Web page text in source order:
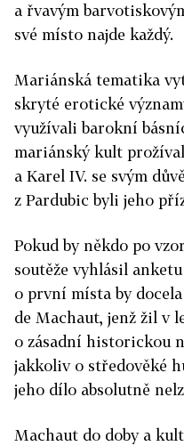
a řvavým
své místo najde každý.
Mariánská tematika
skryté erotické
využívali barokní
mariánský kult
a Karel IV. se svým
z Pardubic byli jeho
Pokud by někdo po
soutěže vyhlásil
o první místa by
de Machaut, jenž žil v
o zásadní historickou
jakkoliv o středověké
jeho dílo absolutně
Machaut do doby a